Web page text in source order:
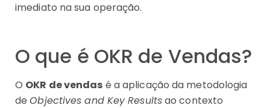
imediato na sua operação.
O que é OKR de Vendas?
O OKR de vendas é a aplicação da metodologia
deObjectives and Key Resultsao contexto